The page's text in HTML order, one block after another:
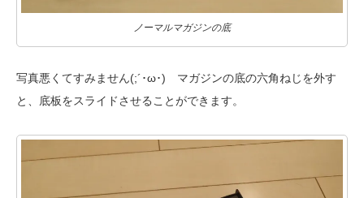
ノーマルマガジンの底
写真悪くてすみません(;´･ω･) マガジンの底の六角ねじを外す
と、底板をスライドさせることができます。